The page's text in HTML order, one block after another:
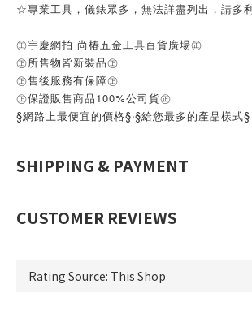
☆專業工具，儀錶眾多，無法詳盡列出，請多
㊣宇慶網拍 尚椿五金工具百貨廣場㊣
㊣所售物皆新裝品㊣
㊣售後服務有保障㊣
㊣保證販售商品100%公司貨㊣
§網路上最便宜的價格§‧§給您最多的產品樣式§
SHIPPING & PAYMENT
CUSTOMER REVIEWS